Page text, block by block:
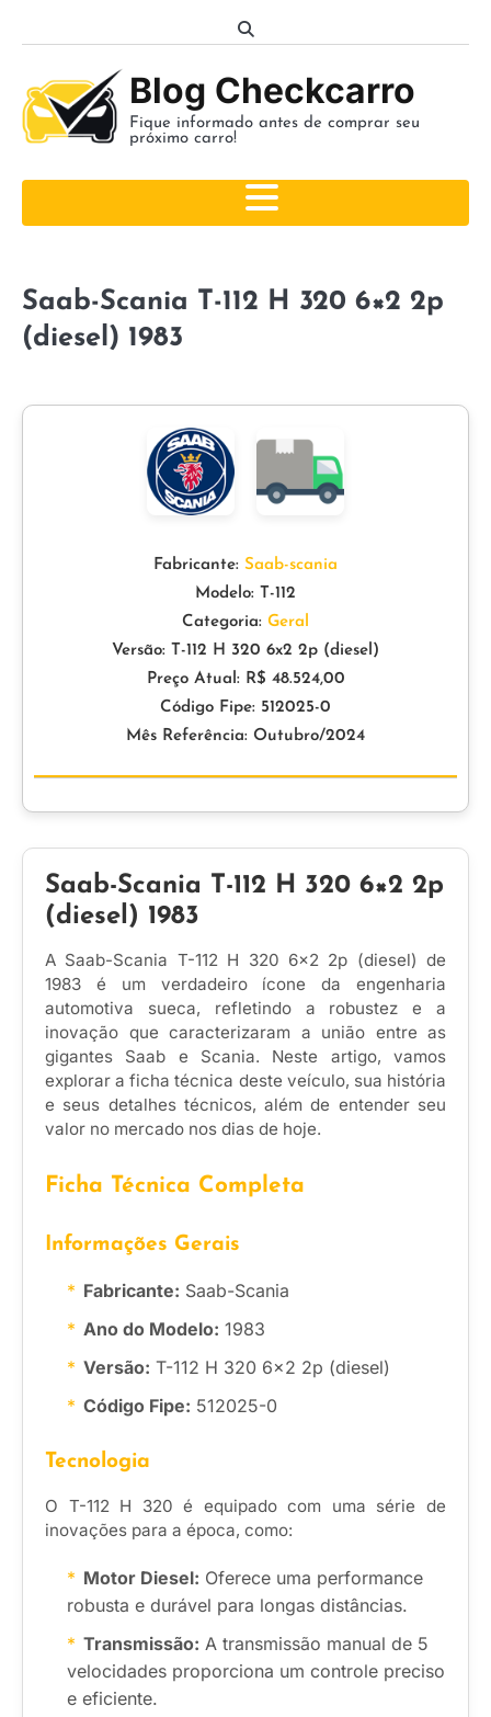
Blog Checkcarro
Fique informado antes de comprar seu
próximo carro!
Saab-Scania T-112 H 320 6×2 2p
(diesel) 1983
Fabricante: Saab-scania
Modelo: T-112
Categoria: Geral
Versão: T-112 H 320 6x2 2p (diesel)
Preço Atual: R$ 48.524,00
Código Fipe: 512025-0
Mês Referência: Outubro/2024
Saab-Scania T-112 H 320 6×2 2p
(diesel) 1983
A Saab-Scania T-112 H 320 6×2 2p (diesel) de
1983 é um verdadeiro ícone da engenharia
automotiva sueca, refletindo a robustez e a
inovação que caracterizaram a união entre as
gigantes Saab e Scania. Neste artigo, vamos
explorar a ficha técnica deste veículo, sua história
e seus detalhes técnicos, além de entender seu
valor no mercado nos dias de hoje.
Ficha Técnica Completa
Informações Gerais
Fabricante: Saab-Scania
Ano do Modelo: 1983
Versão: T-112 H 320 6×2 2p (diesel)
Código Fipe: 512025-0
Tecnologia
O T-112 H 320 é equipado com uma série de
inovações para a época, como:
Motor Diesel: Oferece uma performance
robusta e durável para longas distâncias.
Transmissão: A transmissão manual de 5
velocidades proporciona um controle preciso
e eficiente.